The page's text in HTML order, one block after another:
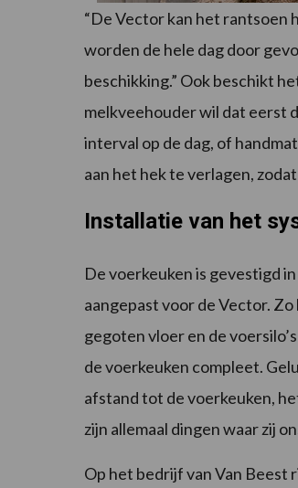
“De Vector kan het rantsoen
worden de hele dag door
beschikking.” Ook beschikt
melkveehouder wil dat eerst
interval op de dag, of
aan het hek te verlagen,
Installatie van het
De voerkeuken is gevestigd
aangepast voor de Vector.
gegoten vloer en de
de voerkeuken compleet.
afstand tot de voerkeuken,
zijn allemaal dingen waar zij
Op het bedrijf van Van Beest